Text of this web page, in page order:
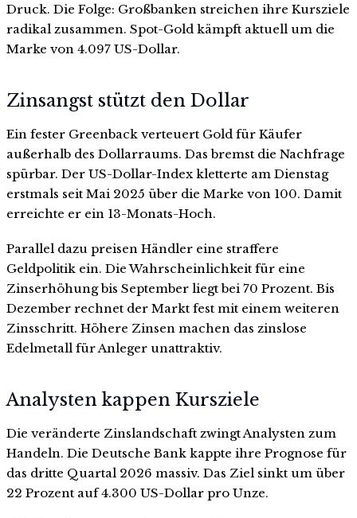
Druck. Die Folge: Großbanken streichen ihre Kursziele
radikal zusammen. Spot-Gold kämpft aktuell um die
Marke von 4.097 US-Dollar.
Zinsangst stützt den Dollar
Ein fester Greenback verteuert Gold für Käufer
außerhalb des Dollarraums. Das bremst die Nachfrage
spürbar. Der US-Dollar-Index kletterte am Dienstag
erstmals seit Mai 2025 über die Marke von 100. Damit
erreichte er ein 13-Monats-Hoch.
Parallel dazu preisen Händler eine straffere
Geldpolitik ein. Die Wahrscheinlichkeit für eine
Zinserhöhung bis September liegt bei 70 Prozent. Bis
Dezember rechnet der Markt fest mit einem weiteren
Zinsschritt. Höhere Zinsen machen das zinslose
Edelmetall für Anleger unattraktiv.
Analysten kappen Kursziele
Die veränderte Zinslandschaft zwingt Analysten zum
Handeln. Die Deutsche Bank kappte ihre Prognose für
das dritte Quartal 2026 massiv. Das Ziel sinkt um über
22 Prozent auf 4.300 US-Dollar pro Unze.